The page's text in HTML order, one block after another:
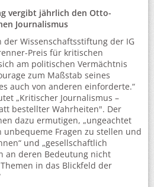
vergibt jährlich den Otto-
Journalismus
der Wissenschaftsstiftung der IG
Preis für kritischen
am politischen Vermächtnis
zum Maßstab seines
auch von anderen einforderte.“
„Kritischer Journalismus –
bestellter Wahrheiten". Der
dazu ermutigen, „ungeachtet
unbequeme Fragen zu stellen und
und „gesellschaftlich
an deren Bedeutung nicht
in das Blickfeld der